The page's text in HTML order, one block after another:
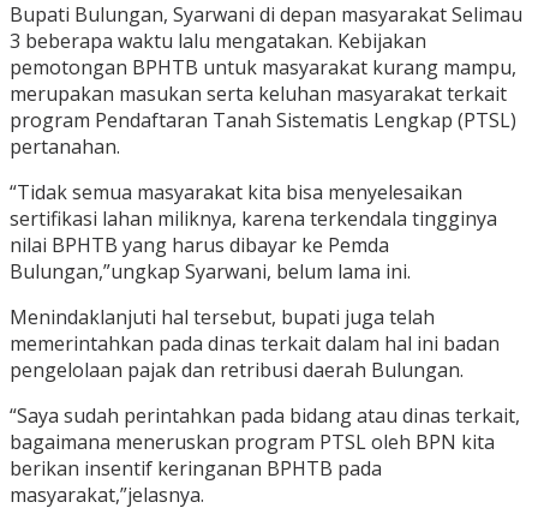
Bupati Bulungan, Syarwani di depan masyarakat Selimau
3 beberapa waktu lalu mengatakan. Kebijakan
pemotongan BPHTB untuk masyarakat kurang mampu,
merupakan masukan serta keluhan masyarakat terkait
program Pendaftaran Tanah Sistematis Lengkap (PTSL)
pertanahan.
“Tidak semua masyarakat kita bisa menyelesaikan
sertifikasi lahan miliknya, karena terkendala tingginya
nilai BPHTB yang harus dibayar ke Pemda
Bulungan,”ungkap Syarwani, belum lama ini.
Menindaklanjuti hal tersebut, bupati juga telah
memerintahkan pada dinas terkait dalam hal ini badan
pengelolaan pajak dan retribusi daerah Bulungan.
“Saya sudah perintahkan pada bidang atau dinas terkait,
bagaimana meneruskan program PTSL oleh BPN kita
berikan insentif keringanan BPHTB pada
masyarakat,”jelasnya.